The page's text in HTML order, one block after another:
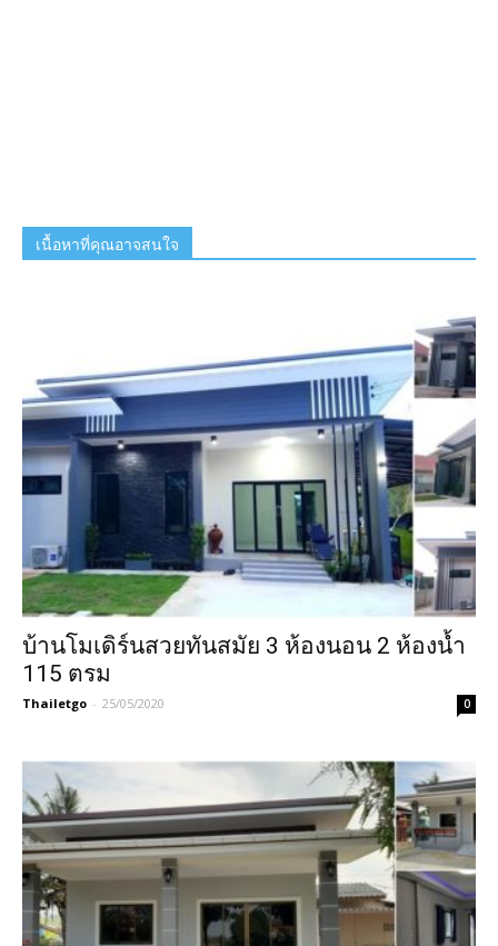
เนื้อหาที่คุณอาจสนใจ
บ้านโมเดิร์นสวยทันสมัย 3 ห้องนอน 2 ห้องน้ำ
115 ตรม
Thailetgo - 25/05/2020 0